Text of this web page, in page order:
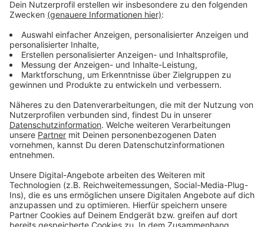
Teilnehmer des Neujahrsempfang bespuckt und
beleidigt. Einzelne AfD-Anhänger provozierten
wiederum die Demonstranten, unter anderem mit
Selfies vor der protestierenden Menge. Es waren 250
Teilnehmer beim Neujahrsempfang, darunter auch
AFD-Parteisprecher Jörg Meuthen. Die Polizei sprach
ingesamt drei Platzverweise aus und ermittelt gegen
einzelne Demonstranten. Auch eine Anzeige wegen
Beamtenbeleidigung kam dazu.
aus ganz NRW vor Ort. Sie hatten die Lage
größtenteils unter Kontrolle, die Stimmung war aber
deutlich angespannter als beim AFD-Neujahrsempfang
im letzten Jahr.